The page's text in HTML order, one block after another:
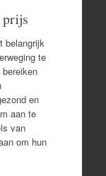
belangrijk
te
en
aan te
van
om hun